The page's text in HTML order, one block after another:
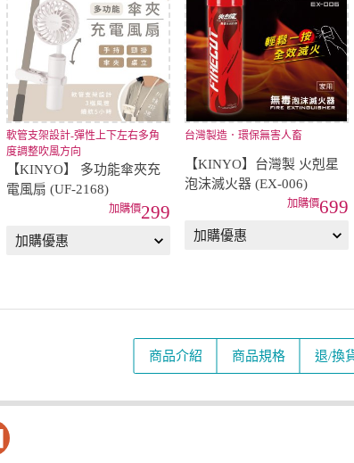
軟管支架設計-彈性上下左右多角
度調整吹風方向
【KINYO】 多功能傘夾充
電風扇 (UF-2168)
299
台灣製造．環保無害人畜
【KINYO】台灣製 火剋星
泡沫滅火器 (EX-006)
699
商品介紹 商品規格 退/換